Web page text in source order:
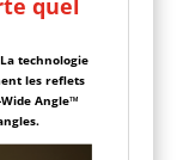
technologie
les reflets
Angle™